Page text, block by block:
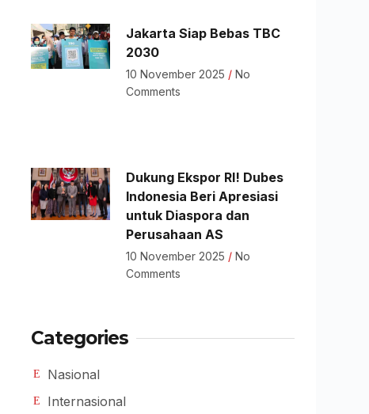
Jakarta Siap Bebas TBC
2030
10 November 2025
No
Comments
Dukung Ekspor RI! Dubes
Indonesia Beri Apresiasi
untuk Diaspora dan
Perusahaan AS
10 November 2025
No
Comments
Categories
Nasional
Internasional